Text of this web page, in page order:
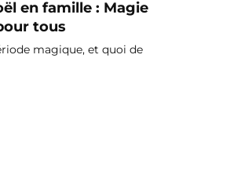
en famille : Magie
tous
magique, et quoi de